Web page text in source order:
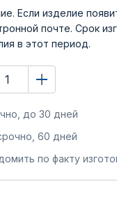
Если изделие
почте. Срок
в этот период.
до 30 дней
60 дней
по факту